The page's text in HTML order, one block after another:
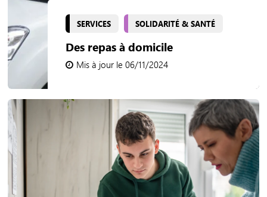
SERVICES SOLIDARITÉ & SANTÉ
Des repas à domicile
Mis à jour le 06/11/2024